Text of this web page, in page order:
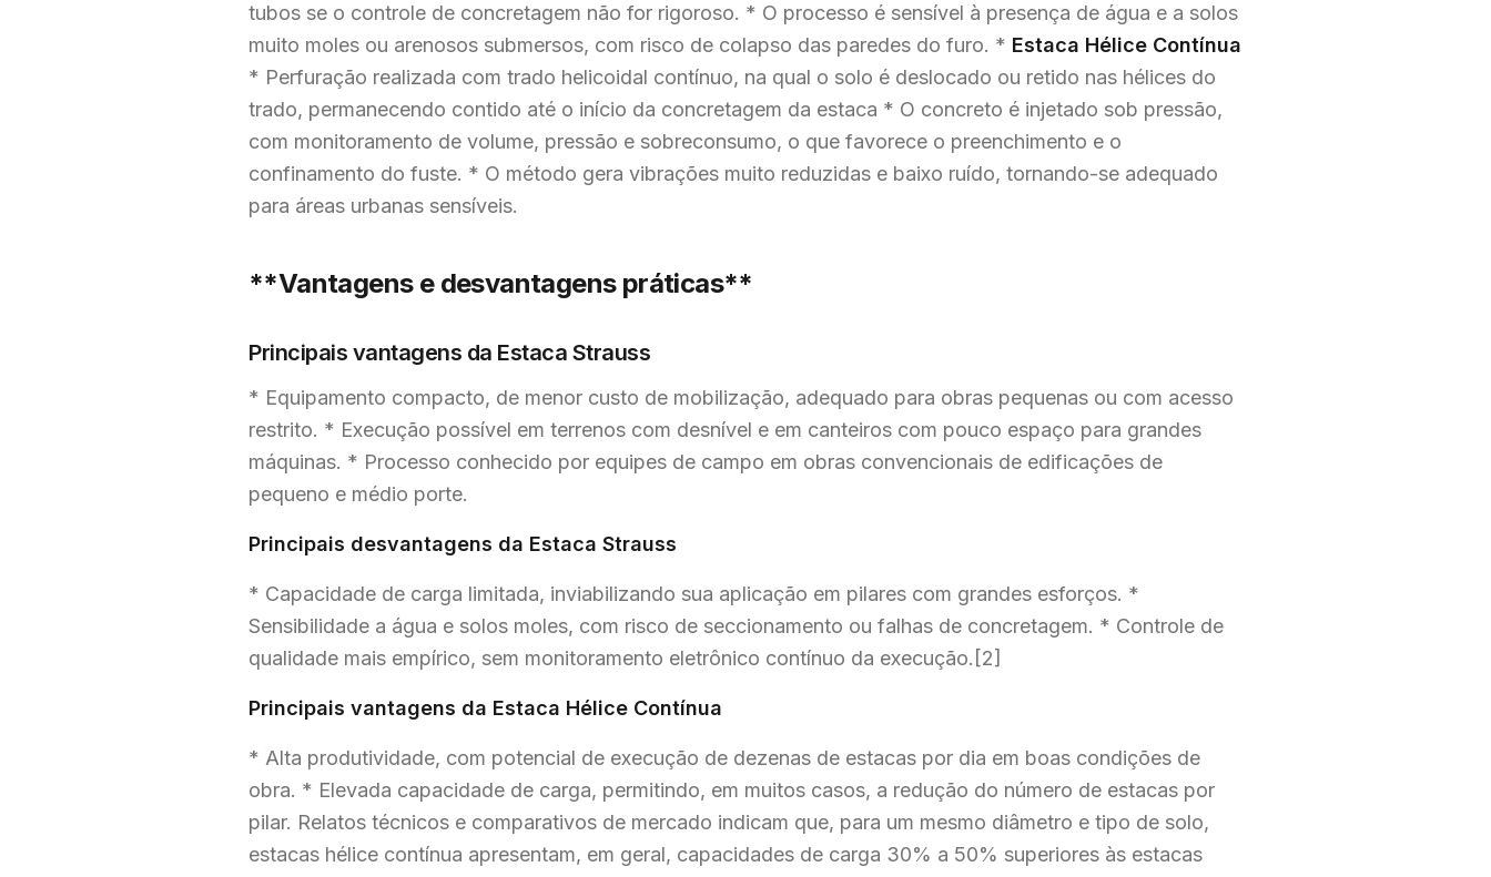
tubos se o controle de concretagem não for rigoroso. * O processo é sensível à presença de água e a solos
muito moles ou arenosos submersos, com risco de colapso das paredes do furo. * Estaca Hélice Contínua
* Perfuração realizada com trado helicoidal contínuo, na qual o solo é deslocado ou retido nas hélices do
trado, permanecendo contido até o início da concretagem da estaca * O concreto é injetado sob pressão,
com monitoramento de volume, pressão e sobreconsumo, o que favorece o preenchimento e o
confinamento do fuste. * O método gera vibrações muito reduzidas e baixo ruído, tornando-se adequado
para áreas urbanas sensíveis.
**Vantagens e desvantagens práticas**
Principais vantagens da Estaca Strauss
* Equipamento compacto, de menor custo de mobilização, adequado para obras pequenas ou com acesso
restrito. * Execução possível em terrenos com desnível e em canteiros com pouco espaço para grandes
máquinas. * Processo conhecido por equipes de campo em obras convencionais de edificações de
pequeno e médio porte.
Principais desvantagens da Estaca Strauss
* Capacidade de carga limitada, inviabilizando sua aplicação em pilares com grandes esforços. *
Sensibilidade a água e solos moles, com risco de seccionamento ou falhas de concretagem. * Controle de
qualidade mais empírico, sem monitoramento eletrônico contínuo da execução.[2]
Principais vantagens da Estaca Hélice Contínua
* Alta produtividade, com potencial de execução de dezenas de estacas por dia em boas condições de
obra. * Elevada capacidade de carga, permitindo, em muitos casos, a redução do número de estacas por
pilar. Relatos técnicos e comparativos de mercado indicam que, para um mesmo diâmetro e tipo de solo,
estacas hélice contínua apresentam, em geral, capacidades de carga 30% a 50% superiores às estacas